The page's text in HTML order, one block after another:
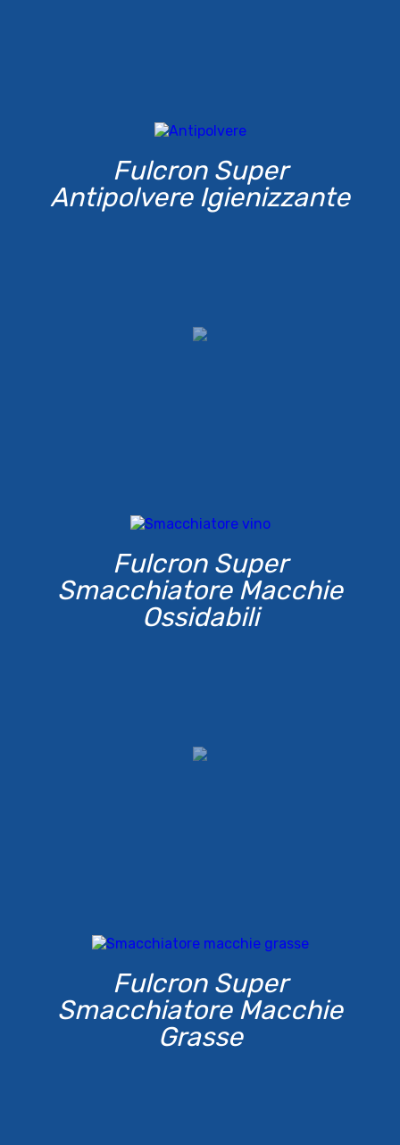
Fulcron Super
Antipolvere Igienizzante
Fulcron Super
Smacchiatore Macchie
Ossidabili
Fulcron Super
Smacchiatore Macchie
Grasse